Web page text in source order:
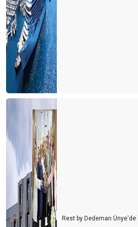
Rest by Dedeman